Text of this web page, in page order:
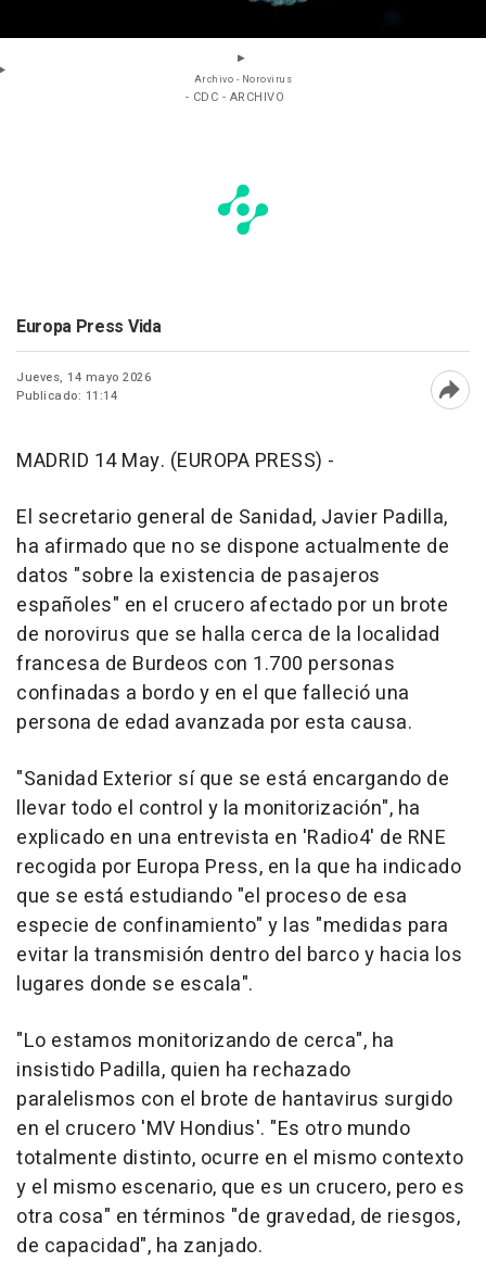
Archivo - Norovirus
- CDC - ARCHIVO
Europa Press Vida
Jueves, 14 mayo 2026
Publicado: 11:14
MADRID 14 May. (EUROPA PRESS) -
El secretario general de Sanidad, Javier Padilla,
ha afirmado que no se dispone actualmente de
datos "sobre la existencia de pasajeros
españoles" en el crucero afectado por un brote
de norovirus que se halla cerca de la localidad
francesa de Burdeos con 1.700 personas
confinadas a bordo y en el que falleció una
persona de edad avanzada por esta causa.
"Sanidad Exterior sí que se está encargando de
llevar todo el control y la monitorización", ha
explicado en una entrevista en 'Radio4' de RNE
recogida por Europa Press, en la que ha indicado
que se está estudiando "el proceso de esa
especie de confinamiento" y las "medidas para
evitar la transmisión dentro del barco y hacia los
lugares donde se escala".
"Lo estamos monitorizando de cerca", ha
insistido Padilla, quien ha rechazado
paralelismos con el brote de hantavirus surgido
en el crucero 'MV Hondius'. "Es otro mundo
totalmente distinto, ocurre en el mismo contexto
y el mismo escenario, que es un crucero, pero es
otra cosa" en términos "de gravedad, de riesgos,
de capacidad", ha zanjado.